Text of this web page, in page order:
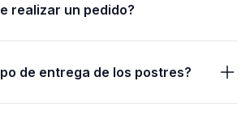
realizar un pedido?
de entrega de los postres?